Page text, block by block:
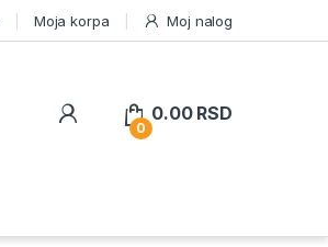
Moja korpa Moj nalog
0
0.00 RSD